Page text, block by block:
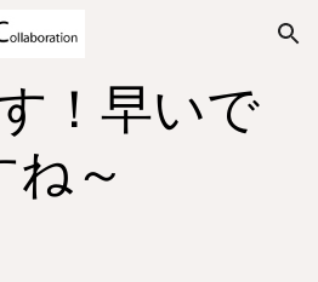
Skip to navigation
！早いで
ね～